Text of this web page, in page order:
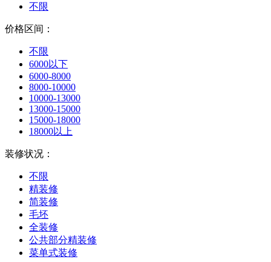
不限
价格区间：
不限
6000以下
6000-8000
8000-10000
10000-13000
13000-15000
15000-18000
18000以上
装修状况：
不限
精装修
简装修
毛坯
全装修
公共部分精装修
菜单式装修